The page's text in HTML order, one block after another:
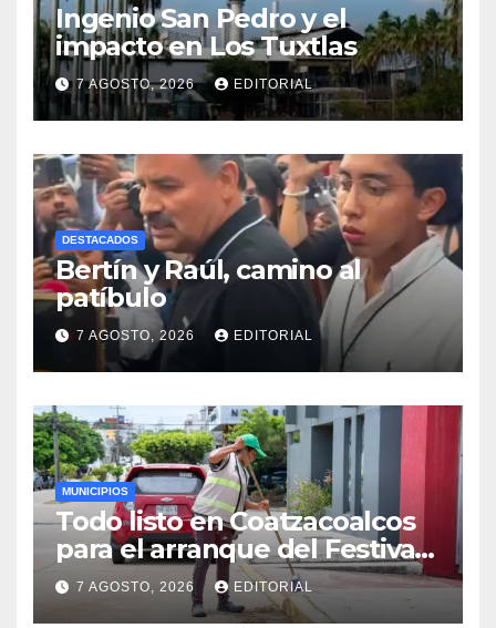
Ingenio San Pedro y el
impacto en Los Tuxtlas
7 AGOSTO, 2026 EDITORIAL
DESTACADOS
Bertín y Raúl, camino al
patíbulo
7 AGOSTO, 2026 EDITORIAL
MUNICIPIOS
Todo listo en Coatzacoalcos
para el arranque del Festival
del Mar 2026
7 AGOSTO, 2026 EDITORIAL